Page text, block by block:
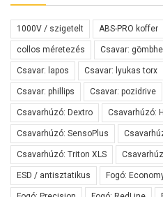
1000V / szigetelt ABS-PRO koffer
collos méretezés Csavar:
Csavar: lapos Csavar: lyukas torx
Csavar: phillips Csavar: pozidrive
Csavarhúzó: Dextro Csavarhúzó:
Csavarhúzó: SensoPlus
Csavarhúzó: Triton XLS
ESD / antisztatikus Fogó: